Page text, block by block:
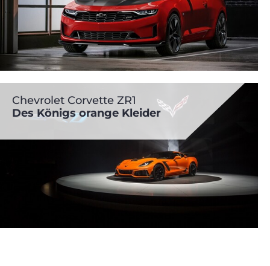
Chevrolet Corvette ZR1
Des Königs orange Kleider